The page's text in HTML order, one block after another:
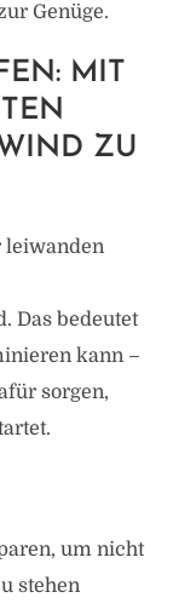
Genüge.
MIT
ZU
leiwanden
Das bedeutet
kann –
sorgen,
um nicht
stehen